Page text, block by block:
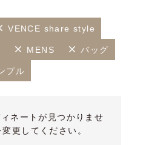
VENCE share style
MENS バッグ
プル
ネートが見つかりませ
更してください。